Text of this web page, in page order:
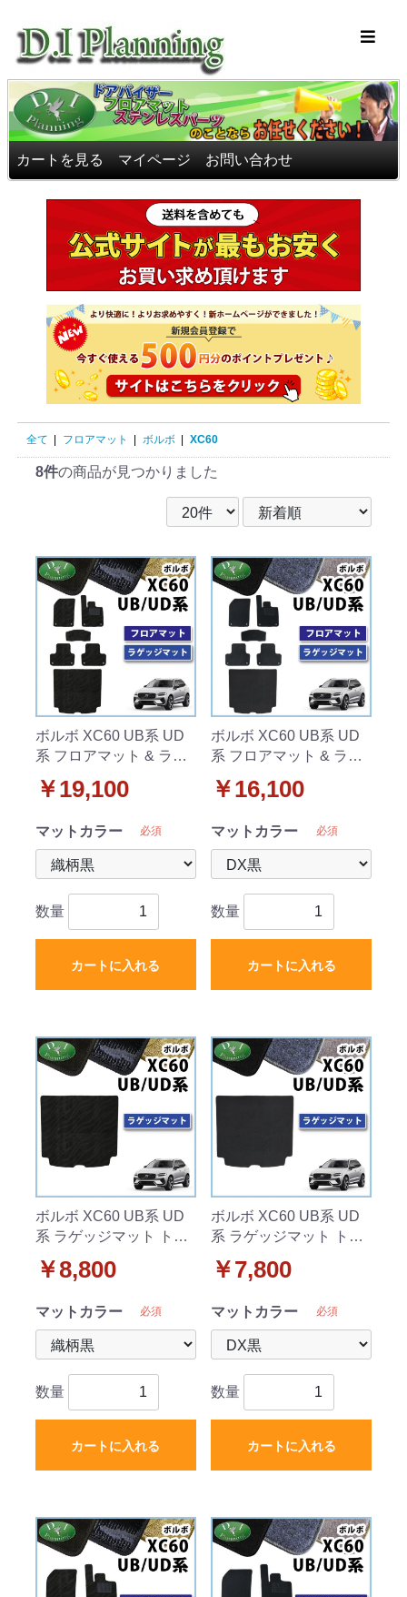
カートを見る マイページ お問い合わせ
全て | フロアマット | ボルボ | XC60
8件の商品が見つかりました
ボルボ XC60 UB系 UD
系 フロアマット & ラゲ
ズ 社外製品
￥19,100
マットカラー 必須
数量
カートに入れる
ボルボ XC60 UB系 UD
系 フロアマット & ラゲ
社外製品
￥16,100
マットカラー 必須
数量
カートに入れる
ボルボ XC60 UB系 UD
系 ラゲッジマット トラ
ズ 社外製品
￥8,800
マットカラー 必須
数量
カートに入れる
ボルボ XC60 UB系 UD
系 ラゲッジマット トラ
社外製品
￥7,800
マットカラー 必須
数量
カートに入れる